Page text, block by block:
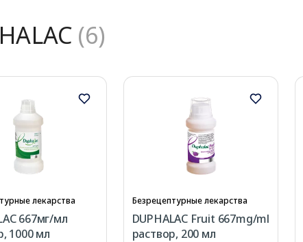
(6)
лекарства
667мг/мл
1000 мл
Безрецептурные лекарства
DUPHALAC Fruit 667mg/ml
раствор, 200 мл